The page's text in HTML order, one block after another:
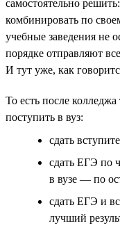
самостоятельно
комбинировать по
учебные заведения не
порядке отправляют
И тут уже, как
То есть после
поступить в вуз:
сдать
сдать ЕГЭ по
в вузе — по
сдать ЕГЭ и
лучший